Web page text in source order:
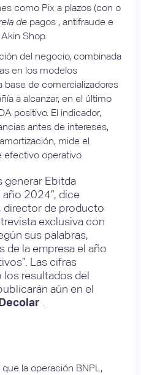
como Pix a plazos (con o
de pagos , antifraude e
Shop.
del negocio, combinada
en los modelos
base de comercializadores
a alcanzar, en el último
positivo. El indicador,
antes de intereses,
mide el
operativo.
generar Ebitda
2024”, dice
director de producto
exclusiva con
sus palabras,
de la empresa el año
Las cifras
resultados del
aún en el
la operación BNPL,